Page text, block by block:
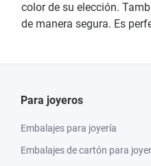
color de su elección.
de manera segura. Es
Para joyeros
Embalajes para joyería
Embalajes de cartón para